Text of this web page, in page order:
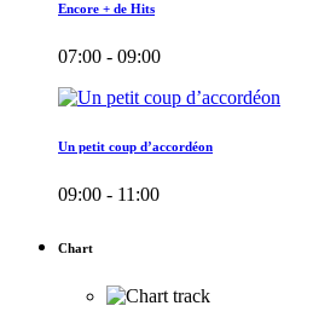
Encore + de Hits
07:00 - 09:00
Un petit coup d’accordéon
09:00 - 11:00
Chart